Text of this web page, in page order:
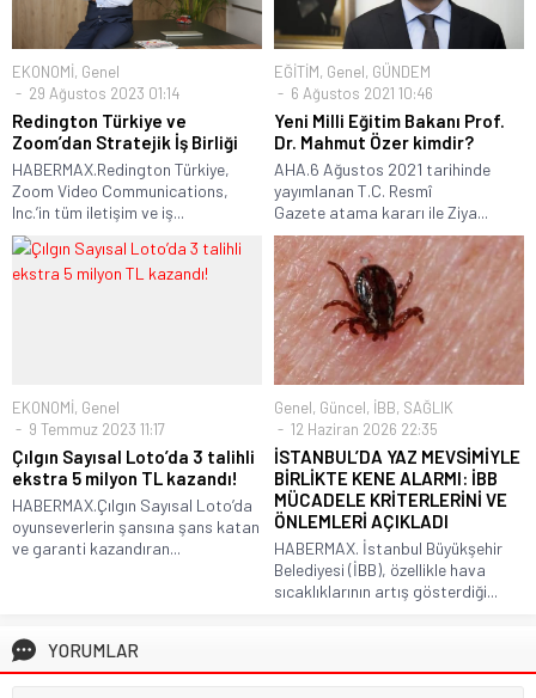
EKONOMİ, Genel
29 Ağustos 2023 01:14
Redington Türkiye ve
Zoom’dan Stratejik İş Birliği
HABERMAX.Redington Türkiye,
Zoom Video Communications,
Inc.’in tüm iletişim ve iş...
EĞİTİM, Genel, GÜNDEM
6 Ağustos 2021 10:46
Yeni Milli Eğitim Bakanı Prof.
Dr. Mahmut Özer kimdir?
AHA.6 Ağustos 2021 tarihinde
yayımlanan T.C. Resmî
Gazete atama kararı ile Ziya...
EKONOMİ, Genel
9 Temmuz 2023 11:17
Çılgın Sayısal Loto’da 3 talihli
ekstra 5 milyon TL kazandı!
HABERMAX.Çılgın Sayısal Loto’da
oyunseverlerin şansına şans katan
ve garanti kazandıran...
Genel, Güncel, İBB, SAĞLIK
12 Haziran 2026 22:35
İSTANBUL’DA YAZ MEVSİMİYLE
BİRLİKTE KENE ALARMI: İBB
MÜCADELE KRİTERLERİNİ VE
ÖNLEMLERİ AÇIKLADI
HABERMAX. İstanbul Büyükşehir
Belediyesi (İBB), özellikle hava
sıcaklıklarının artış gösterdiği...
YORUMLAR